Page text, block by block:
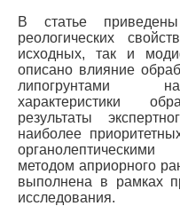
В статье приведены
реологических
исходных, так и
описано влияние
липогрунтами
характеристики
результаты
наиболее
методом априорного
выполнена в рамках
исследования.